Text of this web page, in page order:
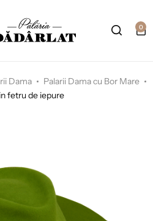
0
Dama
Palarii Dama cu Bor Mare
fetru de iepure